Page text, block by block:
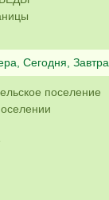
Сегодня, Завтра
поселение